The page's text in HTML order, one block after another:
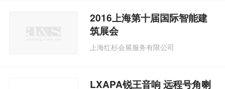
2016上海第十届国际智能建
筑展会
上海红杉会展服务有限公司
LXAPA锐王音响 远程号角喇